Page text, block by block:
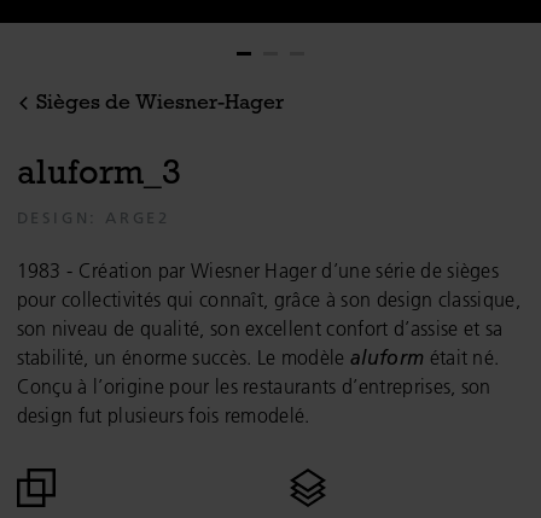
Sièges de Wiesner-Hager
aluform_ 3
DESIGN: ARGE2
1983 - Création par Wiesner Hager d’une série de sièges
pour collectivités qui connaît, grâce à son design classique,
son niveau de qualité, son excellent confort d’assise et sa
stabilité, un énorme succès. Le modèlealuform était né.
Conçu à l’origine pour les restaurants d’entreprises, son
design fut plusieurs fois remodelé.